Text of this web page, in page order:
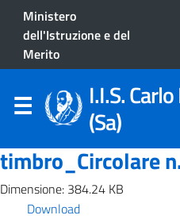
Ministero
dell'Istruzione e del
Merito
I.I.S.
(Sa)
timbro_Circolare
Dimensione: 384.24 KB
Download